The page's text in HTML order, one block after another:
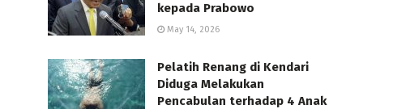
kepada Prabowo
May 14, 2026
Pelatih Renang di Kendari
Diduga Melakukan
Pencabulan terhadap 4 Anak